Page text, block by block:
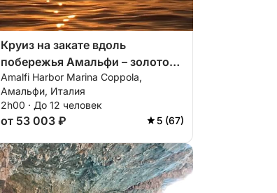
Круиз на закате вдоль
побережья Амальфи – золотой
час отдыха на море
Amalfi Harbor Marina Coppola,
Амальфи, Италия
2h00 · До 12 человек
от 53 003 ₽ 5 (67)